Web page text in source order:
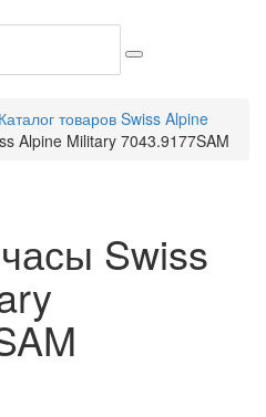
Каталог товаров Swiss Alpine
Alpine Military 7043.9177SAM
Swiss